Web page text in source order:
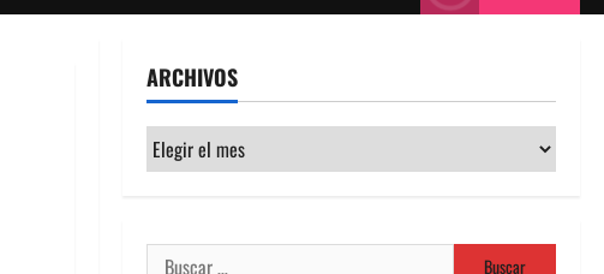
ARCHIVOS
Archivos
Buscar: